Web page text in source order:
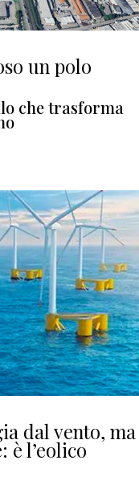
un polo
che trasforma
dal vento, ma
è l’eolico